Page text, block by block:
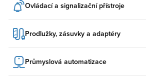
Ovládací a signalizační přístroje
Prodlužky, zásuvky a adaptéry
Průmyslová automatizace